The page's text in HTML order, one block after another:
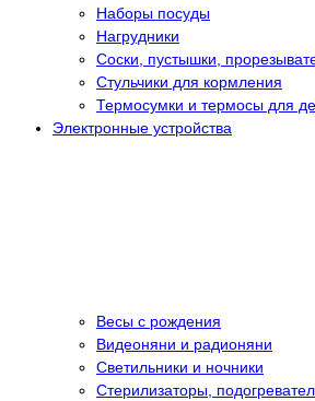
Наборы посуды
Нагрудники
Соски, пустышки,
Стульчики для кормления
Термосумки и термосы для
Электронные устройства
Весы с рождения
Видеоняни и радионяни
Светильники и ночники
Стерилизаторы,